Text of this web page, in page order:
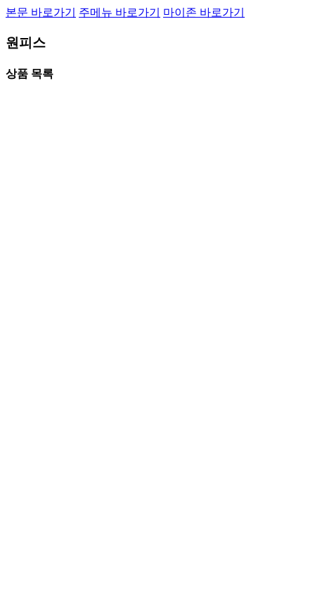
본문 바로가기 주메뉴 바로가기 마이존 바로가기
원피스
상품 목록